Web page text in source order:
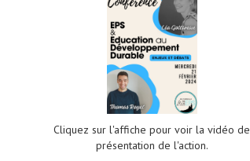
Cliquez sur l'affiche pour voir la vidéo de
présentation de l'action.